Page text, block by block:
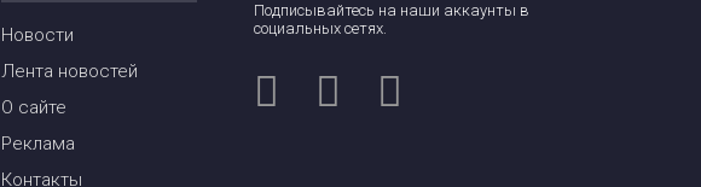
Новости
Лента новостей
О сайте
Реклама
Контакты
Подписывайтесь на наши аккаунты в
социальных сетях.